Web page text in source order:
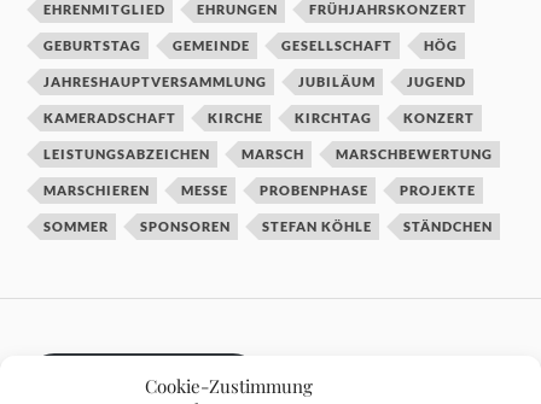
Cookie-Zustimmung
EHRENMITGLIED EHRUNGEN FRÜHJAHRSKONZERT
GEBURTSTAG GEMEINDE GESELLSCHAFT HÖG
JAHRESHAUPTVERSAMMLUNG JUBILÄUM JUGEND
KAMERADSCHAFT KIRCHE KIRCHTAG KONZERT
LEISTUNGSABZEICHEN MARSCH MARSCHBEWERTUNG
MARSCHIEREN MESSE PROBENPHASE PROJEKTE
SOMMER SPONSOREN STEFAN KÖHLE STÄNDCHEN
DATENSCHUTZ